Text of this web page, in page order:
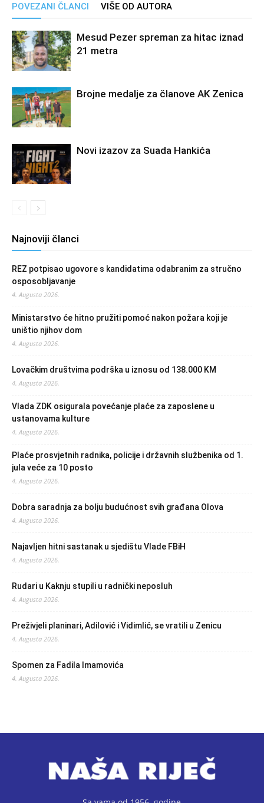
POVEZANI ČLANCI VIŠE OD AUTORA
Mesud Pezer spreman za hitac iznad
21 metra
Brojne medalje za članove AK Zenica
Novi izazov za Suada Hankića
Najnoviji članci
REZ potpisao ugovore s kandidatima odabranim za stručno
osposobljavanje
4. Augusta 2026.
Ministarstvo će hitno pružiti pomoć nakon požara koji je
uništio njihov dom
4. Augusta 2026.
Lovačkim društvima podrška u iznosu od 138.000 KM
4. Augusta 2026.
Vlada ZDK osigurala povećanje plaće za zaposlene u
ustanovama kulture
4. Augusta 2026.
Plaće prosvjetnih radnika, policije i državnih službenika od 1.
jula veće za 10 posto
4. Augusta 2026.
Dobra saradnja za bolju budućnost svih građana Olova
4. Augusta 2026.
Najavljen hitni sastanak u sjedištu Vlade FBiH
4. Augusta 2026.
Rudari u Kaknju stupili u radnički neposluh
4. Augusta 2026.
Preživjeli planinari, Adilović i Vidimlić, se vratili u Zenicu
4. Augusta 2026.
Spomen za Fadila Imamovića
4. Augusta 2026.